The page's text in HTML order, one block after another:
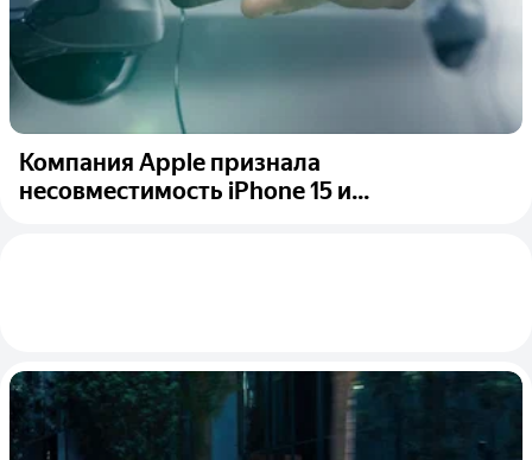
Компания Apple признала
несовместимость iPhone 15 и...